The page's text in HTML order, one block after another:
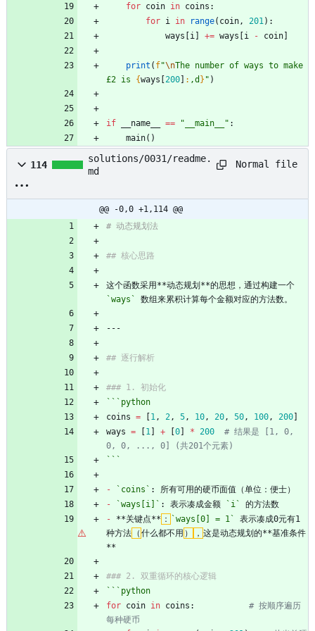
for coin in coins :
for i in range( coin , 201 ) :
ways [i ] += ways [i - coin]
print ( f"\nThe number of ways to make
£2 is {ways [200] : ,d } " )
if __name__ == " __main__ " :
main( )
114
solutions/0031/readme.
md
Normal file
@@ -0,0 +1,114 @@
# 动态规划法
## 核心思路
`ways`
数组来累积计算每个金额对应的方法数。
---
## 逐行解析
### 1. 初始化
```python
coins = [1 , 2 , 5 , 10 , 20 , 50 , 100 , 200]
ways = [1 ] + [0] * 200
# 结果是 [1, 0,
0, 0, ..., 0] (共201个元素)
```
- `coins` : 所有可用的硬币面值（单位：便士）
-
`ways[i]` : 表示凑成金额 `i`
的方法数
- **关键点** ： `ways[0] = 1`
表示凑成0元有1
种方法 （ 什么都不用 ） ， 这是动态规划的**基准条件
**
### 2. 双重循环的核心逻辑
```python
for coin in coins :
# 按顺序遍历
每种硬币